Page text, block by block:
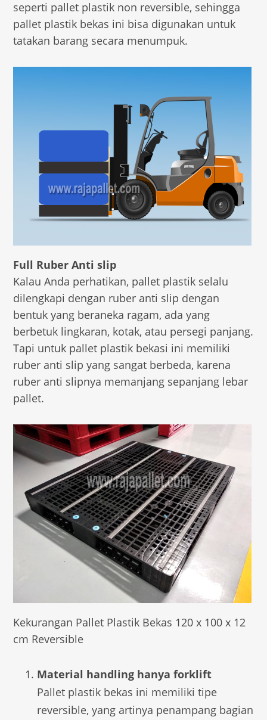
seperti pallet plastik non reversible, sehingga
pallet plastik bekas ini bisa digunakan untuk
tatakan barang secara menumpuk.
Full Ruber Anti slip
Kalau Anda perhatikan, pallet plastik selalu
dilengkapi dengan ruber anti slip dengan
bentuk yang beraneka ragam, ada yang
berbetuk lingkaran, kotak, atau persegi panjang.
Tapi untuk pallet plastik bekasi ini memiliki
ruber anti slip yang sangat berbeda, karena
ruber anti slipnya memanjang sepanjang lebar
pallet.
Kekurangan Pallet Plastik Bekas 120 x 100 x 12
cm Reversible
Material handling hanya forklift
Pallet plastik bekas ini memiliki tipe
reversible, yang artinya penampang bagian